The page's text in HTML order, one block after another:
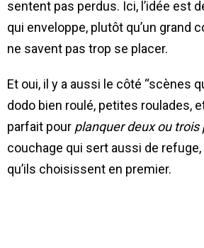
sentent pas perdus. Ici, l’idée est
qui enveloppe, plutôt qu’un grand
ne savent pas trop se placer.
Et oui, il y a aussi le côté “scènes
dodo bien roulé, petites roulades,
parfait pour planquer deux ou trois
couchage qui sert aussi de
qu’ils choisissent en premier.